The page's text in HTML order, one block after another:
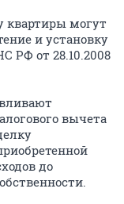
квартиры могут
и установку
РФ от 28.10.2008
вычета
до